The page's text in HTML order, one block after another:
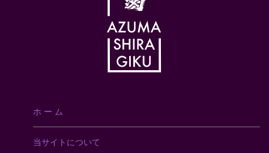
ホ ー ム
当サイトについて